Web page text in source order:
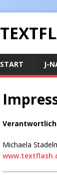
START J-
Michaela